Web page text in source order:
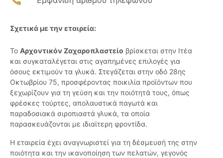
Σχετικά με την εταιρεία:
Το Αρχοντικόν Ζαχαροπλαστείο βρίσκεται στην Ιτέα
και συγκαταλέγεται στις αγαπημένες επιλογές για
όσους εκτιμούν τα γλυκά. Στεγάζεται στην οδό 28ης
Οκτωβρίου 75, προσφέροντας ποικιλία προϊόντων που
ξεχωρίζουν για τη γεύση και την ποιότητά τους, όπως
φρέσκες τούρτες, απολαυστικά παγωτά και
παραδοσιακά σιροπιαστά γλυκά, τα οποία
παρασκευάζονται με ιδιαίτερη φροντίδα.
Η εταιρεία έχει αναγνωριστεί για τη δέσμευσή της στην
ποιότητα και την ικανοποίηση των πελατών, γεγονός